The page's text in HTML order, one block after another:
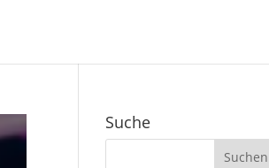
Suche